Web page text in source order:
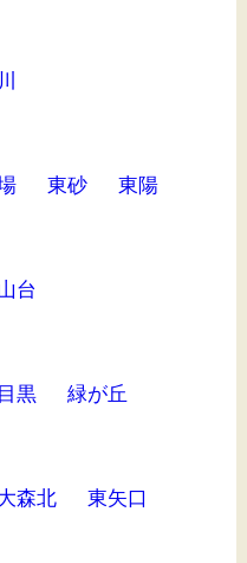
東砂 東陽
台
目黒 緑が丘
森北 東矢口